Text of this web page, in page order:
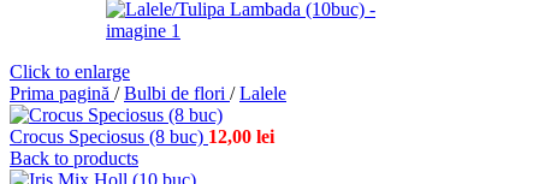
Click to enlarge
Prima pagină / Bulbi de flori / Lalele
Crocus Speciosus (8 buc) 12,00 lei
Back to products